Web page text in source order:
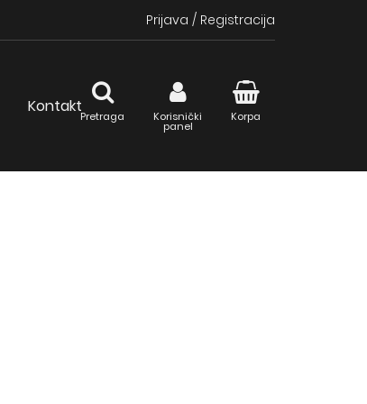
Prijava / Registracija
Kontakt
Pretraga Korisnički
panel
Korpa